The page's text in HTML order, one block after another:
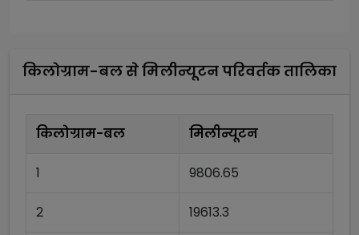
किलोग्राम-बलसेमिलीन्यूटनपरिवर्तक तालिका
किलोग्राम-बल मिलीन्यूटन
1 9806.65
2 19613.3